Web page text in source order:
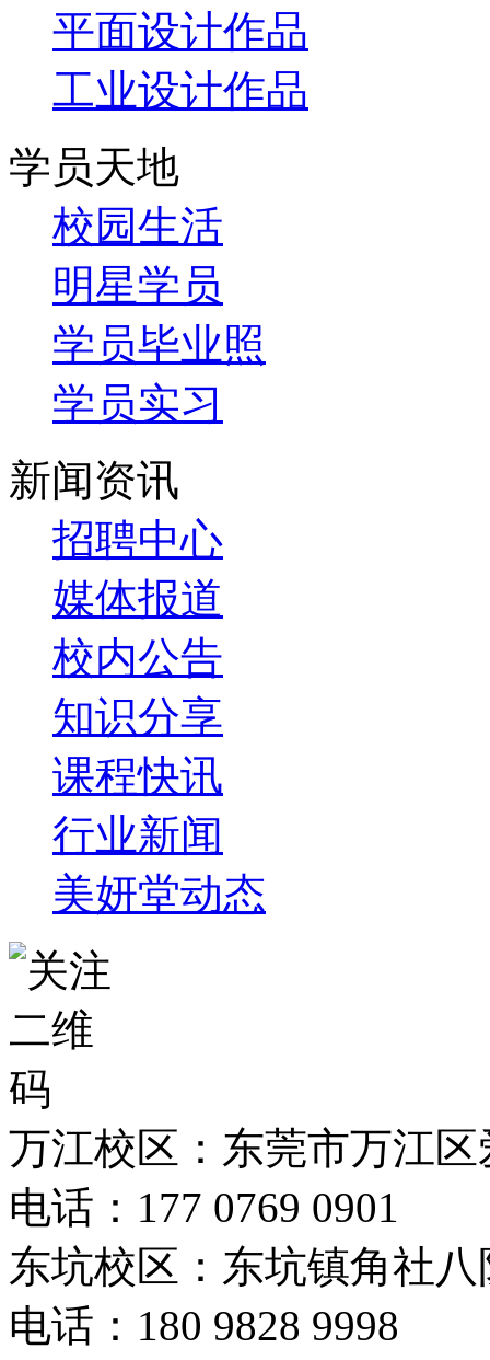
平面设计作品
工业设计作品
学员天地
校园生活
明星学员
学员毕业照
学员实习
新闻资讯
招聘中心
媒体报道
校内公告
知识分享
课程快讯
行业新闻
美妍堂动态
万江校区：东莞市万江
电话：177 0769 0901
东坑校区：东坑镇角社
电话：180 9828 9998